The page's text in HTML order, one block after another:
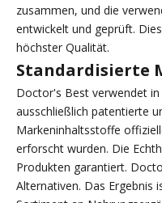
zusammen, und die
entwickelt und geprüft.
höchster Qualität.
Standardisierte
Doctor's Best verwendet
ausschließlich patentierte
Markeninhaltsstoffe
erforscht wurden. Die
Produkten garantiert.
Alternativen. Das Ergebnis